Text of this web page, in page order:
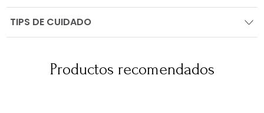
TIPS DE CUIDADO
Productos recomendados